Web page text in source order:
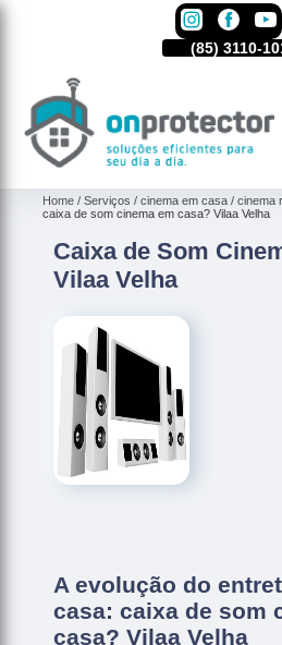
(85) 3110-
Home Serviços cinema em casa
cinema
caixa de som cinema em casa? Vilaa Velha
Caixa de Som
Vilaa Velha
A evolução do
casa: caixa de som
casa? Vilaa Velha